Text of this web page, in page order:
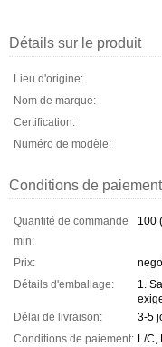
Détails sur le produit
Lieu d'origine:
Nom de marque:
Certification:
Numéro de modèle:
Conditions de
Quantité de commande
min:
100
Prix:
Détails d'emballage:
1.
Délai de livraison:
3-5
Conditions de paiement: L/C,